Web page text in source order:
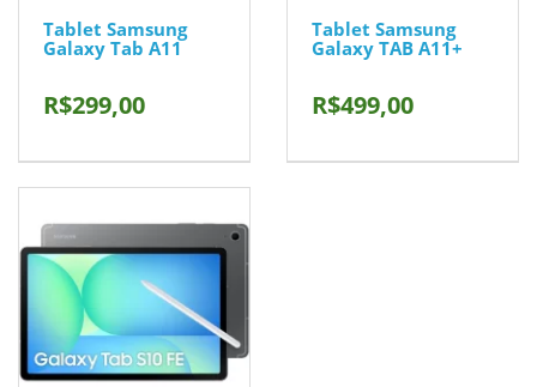
Tablet Samsung
Galaxy Tab A11
R$299,00
Tablet Samsung
Galaxy TAB A11+
R$499,00